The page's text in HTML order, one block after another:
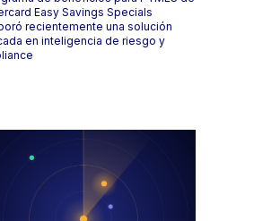
Easy Savings Specials
recientemente una solución
en inteligencia de riesgo y